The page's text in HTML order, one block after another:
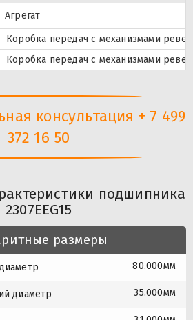
Агрегат
Коробка передач с механизмами
Коробка передач с механизмами
консультация + 7 499
372 16 50
подшипника
2307EEG15
размеры
80.000мм
диаметр 35.000мм